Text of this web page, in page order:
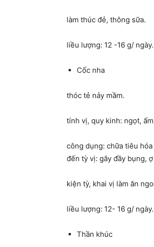
làm thúc đẻ, thông sữa.
liều lượng: 12 -16 g/
Cốc nha
thóc tẻ nảy mầm.
tính vị, quy kinh: ngọt,
công dụng: chữa tiêu
đến tỳ vị: gây đầy bụng,
kiện tỳ, khai vị làm ăn
liều lượng: 12- 16 g/ ngày.
Thần khúc